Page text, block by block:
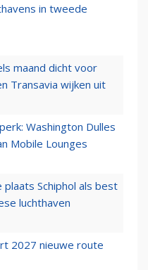
in tweede
maand dicht voor
Transavia wijken uit
Washington Dulles
Mobile Lounges
Schiphol als best
luchthaven
2027 nieuwe route